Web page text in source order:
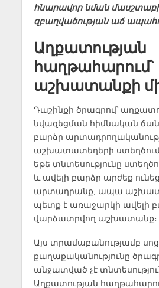
հնարավոր նման
զբաղվածության աճ
Աղքատության
հաղթահարում՝
աշխատանքի
Դաշինքի ծրագրով՝
նվազեցման հիմնական
բարձր
աշխատատեղերի ստեղծումն
եթե տնտեսությունը
և ավելի բարձր արժեք
արտադրանք, ապա
պետք է առաջարկի ավելի
վարձատրվող աշխատանք։
Այս տրամաբանությամբ
քաղաքականությունը
անջատված չէ
Աղքատության